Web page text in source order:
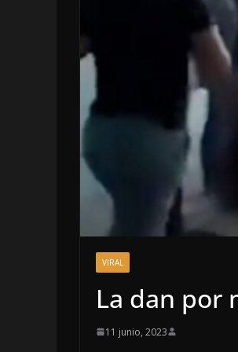
VIRAL
La dan por
11 junio, 2023